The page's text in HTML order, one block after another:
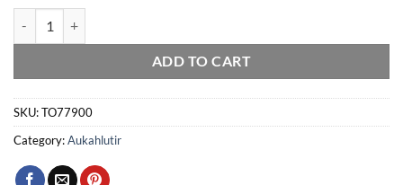
ADD TO CART
SKU:TO77900
Category:Aukahlutir